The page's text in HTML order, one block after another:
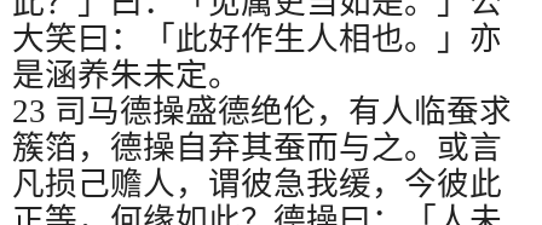
大笑曰：「此好作生人相也。」亦
是涵养朱未定。
23 司马德操盛德绝伦，有人临蚕求
簇箔，德操自弃其蚕而与之。或言
凡损己赡人，谓彼急我缓，今彼此